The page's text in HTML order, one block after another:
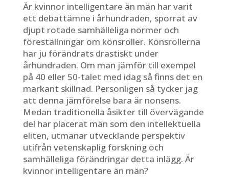
Är kvinnor intelligentare än män har varit
ett debattämne i århundraden, sporrat av
djupt rotade samhälleliga normer och
föreställningar om könsroller. Könsrollerna
har ju förändrats drastiskt under
århundraden. Om man jämför till exempel
på 40 eller 50-talet med idag så finns det en
markant skillnad. Personligen så tycker jag
att denna jämförelse bara är nonsens.
Medan traditionella åsikter till övervägande
del har placerat män som den intellektuella
eliten, utmanar utvecklande perspektiv
utifrån vetenskaplig forskning och
samhälleliga förändringar detta inlägg. Är
kvinnor intelligentare än män?